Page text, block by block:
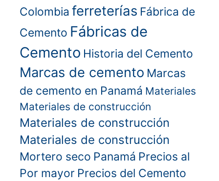
Colombia ferreterías Fábrica de
Cemento Fábricas de
Cemento Historia del Cemento
Marcas de cemento Marcas
de cemento en Panamá Materiales
Materiales de construcción
Materiales de construcción
Materiales de construcción
Mortero seco Panamá Precios al
Por mayor Precios del Cemento